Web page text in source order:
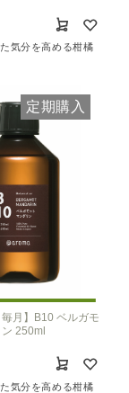
気分を高める柑橘
定期購入
毎月】B10 ベルガモ
250ml
気分を高める柑橘